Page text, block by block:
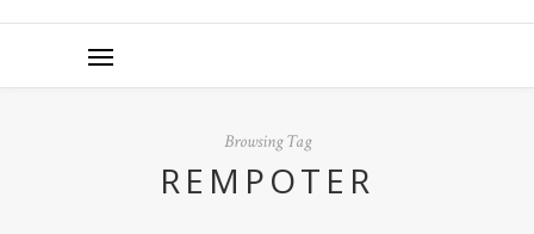
Browsing Tag
REMPOTER